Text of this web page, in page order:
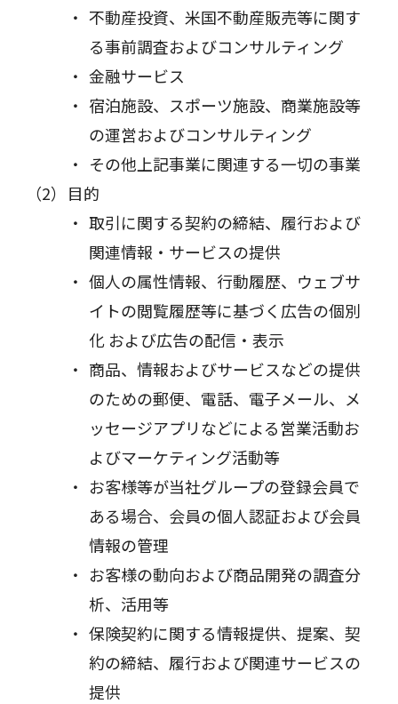
不動産投資、米国不動産販売等に関す
る事前調査およびコンサルティング
金融サービス
宿泊施設、スポーツ施設、商業施設等
の運営およびコンサルティング
その他上記事業に関連する一切の事業
目的
取引に関する契約の締結、履行および
関連情報・サービスの提供
個人の属性情報、行動履歴、ウェブサ
イトの閲覧履歴等に基づく広告の個別
化 および広告の配信・表示
商品、情報およびサービスなどの提供
のための郵便、電話、電子メール、メ
ッセージアプリなどによる営業活動お
よびマーケティング活動等
お客様等が当社グループの登録会員で
ある場合、会員の個人認証および会員
情報の管理
お客様の動向および商品開発の調査分
析、活用等
保険契約に関する情報提供、提案、契
約の締結、履行および関連サービスの
提供